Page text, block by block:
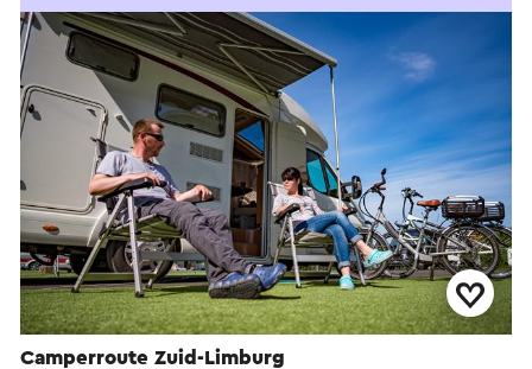
Camperroute Zuid-Limburg